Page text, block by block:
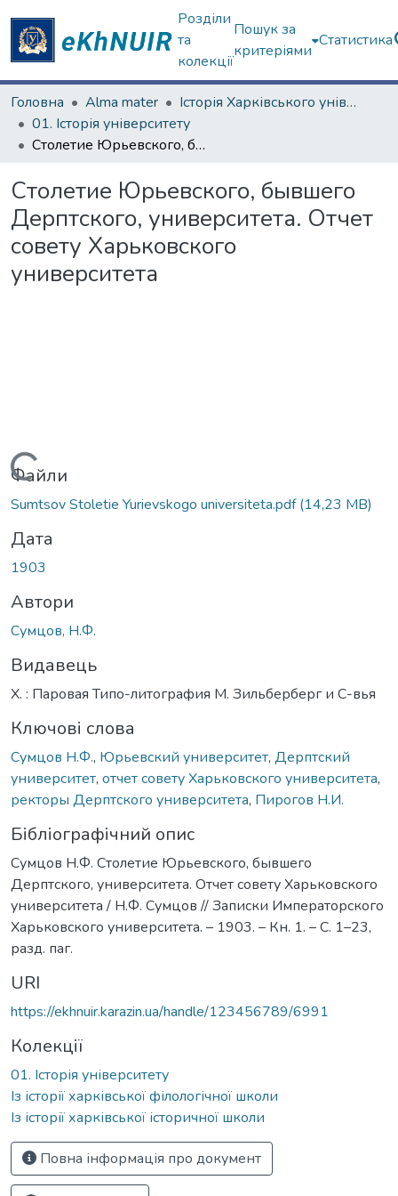
Розділи
та
колекції
Пошук за
критеріями
Статистика
Головна Alma mater
Історія Харківського університету
01. Історія університету
Столетие Юрьевского, бывшего Дерптского, университета. Отчет совету Харьковского университета
Столетие Юрьевского, бывшего
Дерптского, университета. Отчет
совету Харьковского
университета
Вантажиться...
Файли
Sumtsov Stoletie Yurievskogo universiteta.pdf(14,23 MB)
Дата
1903
Автори
Сумцов, Н.Ф.
Видавець
Х. : Паровая Типо-литография М. Зильберберг и С-вья
Ключові слова
Сумцов Н.Ф., Юрьевский университет, Дерптский
университет, отчет совету Харьковского университета,
ректоры Дерптского университета, Пирогов Н.И.
Бібліографічний опис
Сумцов Н.Ф. Столетие Юрьевского, бывшего
Дерптского, университета. Отчет совету Харьковского
университета / Н.Ф. Сумцов // Записки Императорского
Харьковского университета. – 1903. – Кн. 1. – С. 1–23,
разд. паг.
URI
https://ekhnuir.karazin.ua/handle/123456789/6991
Колекції
01. Історія університету
Із історії харківської філологічної школи
Із історії харківської історичної школи
Повна інформація про документ